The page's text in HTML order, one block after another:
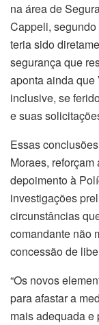
na área de
Cappeli,
teria sido
segurança que
aponta ainda que
inclusive, se
e suas
Essas
Moraes,
depoimento à
investigações
circunstâncias
comandante não
concessão de
“Os novos
para afastar a
mais adequada e